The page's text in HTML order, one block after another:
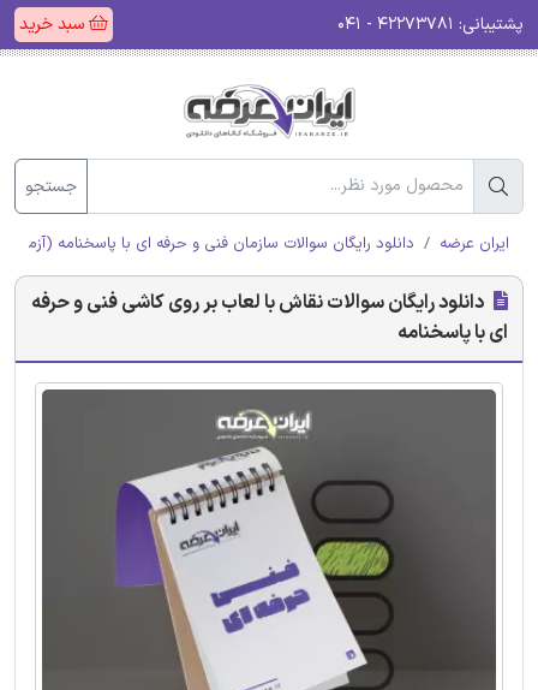
پشتیبانی: سبد خرید
جستجو
ایران عرضه دانلود رایگان سوالات سازمان فنی و حرفه ای با پاسخنامه (آزمون
دانلود رایگان سوالات نقاش با لعاب بر روی کاشی فنی و حرفه
ای با پاسخنامه